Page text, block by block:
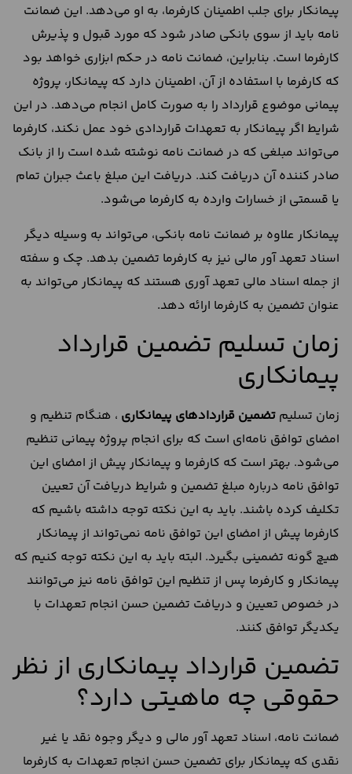
پیمانکار برای جلب اطمینان کارفرما، به او می‌دهد. این ضمانت
نامه باید از سوی بانکی صادر شود که مورد قبول و پذیرش
کارفرما است. بنابراین، ضمانت نامه در حکم ابزاری خواهد بود
که کارفرما با استفاده از آن، اطمینان دارد که پیمانکار، پروژه
پیمانی موضوع قرارداد را به صورت کامل انجام می‌دهد. در این
شرایط اگر پیمانکار به تعهدات قراردادی خود عمل نکند، کارفرما
می‌تواند مبلغی که در ضمانت نامه نوشته شده است را از بانک
صادر کننده آن دریافت کند. دریافت این مبلغ باعث جبران تمام
یا قسمتی از خسارات وارده به کارفرما می‌شود.
پیمانکار علاوه بر ضمانت نامه بانکی، می‌تواند به وسیله دیگر
اسناد تعهد آور مالی نیز به کارفرما تضمین بدهد. چک و سفته
از جمله اسناد مالی تعهد آوری هستند که پیمانکار می‌تواند به
عنوان تضمین به کارفرما ارائه دهد.
زمان تسلیم تضمین قرارداد
پیمانکاری
زمان تسلیم تضمین قراردادهای پیمانکاری ، هنگام تنظیم و
امضای توافق نامه‌ای است که برای انجام پروژه پیمانی تنظیم
می‌شود. بهتر است که کارفرما و پیمانکار پیش از امضای این
توافق نامه درباره مبلغ تضمین و شرایط دریافت آن تعیین
تکلیف کرده باشند. باید به این نکته توجه داشته باشیم که
کارفرما پیش از امضای این توافق نامه نمی‌تواند از پیمانکار
هیچ گونه تضمینی بگیرد. البته باید به این نکته توجه کنیم که
پیمانکار و کارفرما پس از تنظیم این توافق نامه نیز می‌توانند
در خصوص تعیین و دریافت تضمین حسن انجام تعهدات با
یکدیگر توافق کنند.
تضمین قرارداد پیمانکاری از نظر
حقوقی چه ماهیتی دارد؟
ضمانت نامه، اسناد تعهد آور مالی و دیگر وجوه نقد یا غیر
نقدی که پیمانکار برای تضمین حسن انجام تعهدات به کارفرما